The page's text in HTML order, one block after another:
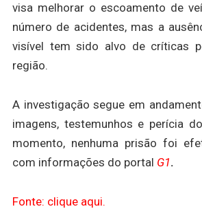
visa melhorar o escoamento de
número de acidentes, mas a
visível tem sido alvo de críticas
região.
A investigação segue em
imagens, testemunhos e perícia
momento, nenhuma prisão foi
com informações do portal G1.
Fonte: clique aqui.